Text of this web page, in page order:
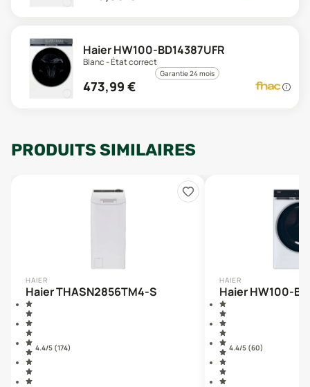
Haier HW100-BD14387UFR
Blanc - État correct
Garantie 24 mois
473,99 €
PRODUITS SIMILAIRES
HAIER
Haier THASN2856TM4-S
4.4/5 (174)
HAIER
Haier HW100-
4.4/5 (60)